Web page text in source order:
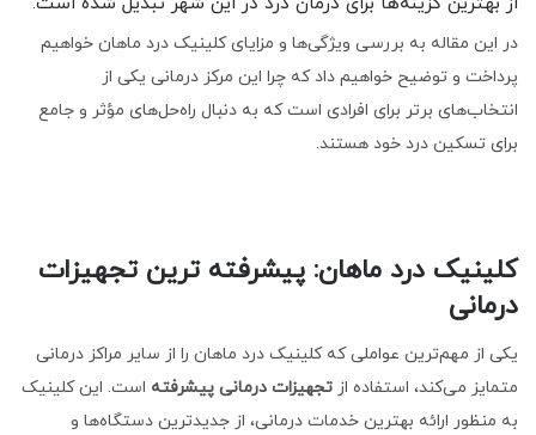
در این مقاله به بررسی ویژگی‌ها و مزایای کلینیک درد ماهان خواهیم
پرداخت و توضیح خواهیم داد که چرا این مرکز درمانی یکی از
انتخاب‌های برتر برای افرادی است که به دنبال راه‌حل‌های مؤثر و جامع
برای تسکین درد خود هستند.
کلینیک درد ماهان: پیشرفته ترین تجهیزات
درمانی
یکی از مهم‌ترین عواملی که کلینیک درد ماهان را از سایر مراکز درمانی
متمایز می‌کند، استفاده از تجهیزات درمانی پیشرفته است. این کلینیک
به منظور ارائه بهترین خدمات درمانی، از جدیدترین دستگاه‌ها و